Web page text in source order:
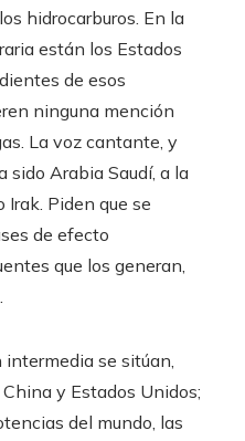
hidrocarburos. En la
están los Estados
de esos
ninguna mención
La voz cantante, y
sido Arabia Saudí, a la
Irak. Piden que se
de efecto
que los generan,
se sitúan,
y Estados Unidos;
del mundo, las